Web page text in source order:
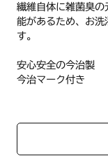
繊維自体に雑菌臭
能があるため、お洗
す。
安心安全の今治製
今治マーク付き
●サイズ：（スリ
●生産国：日本製（
●組成：綿70％レ